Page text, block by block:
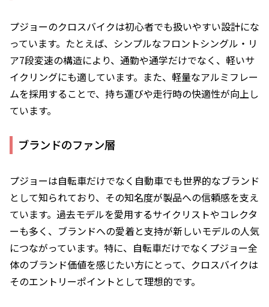
プジョーのクロスバイクは初心者でも扱いやすい設計にな
っています。たとえば、シンプルなフロントシングル・リ
ア7段変速の構造により、通勤や通学だけでなく、軽いサ
イクリングにも適しています。また、軽量なアルミフレー
ムを採用することで、持ち運びや走行時の快適性が向上し
ています。
ブランドのファン層
プジョーは自転車だけでなく自動車でも世界的なブランド
として知られており、その知名度が製品への信頼感を支え
ています。過去モデルを愛用するサイクリストやコレクタ
ーも多く、ブランドへの愛着と支持が新しいモデルの人気
につながっています。特に、自転車だけでなくプジョー全
体のブランド価値を感じたい方にとって、クロスバイクは
そのエントリーポイントとして理想的です。